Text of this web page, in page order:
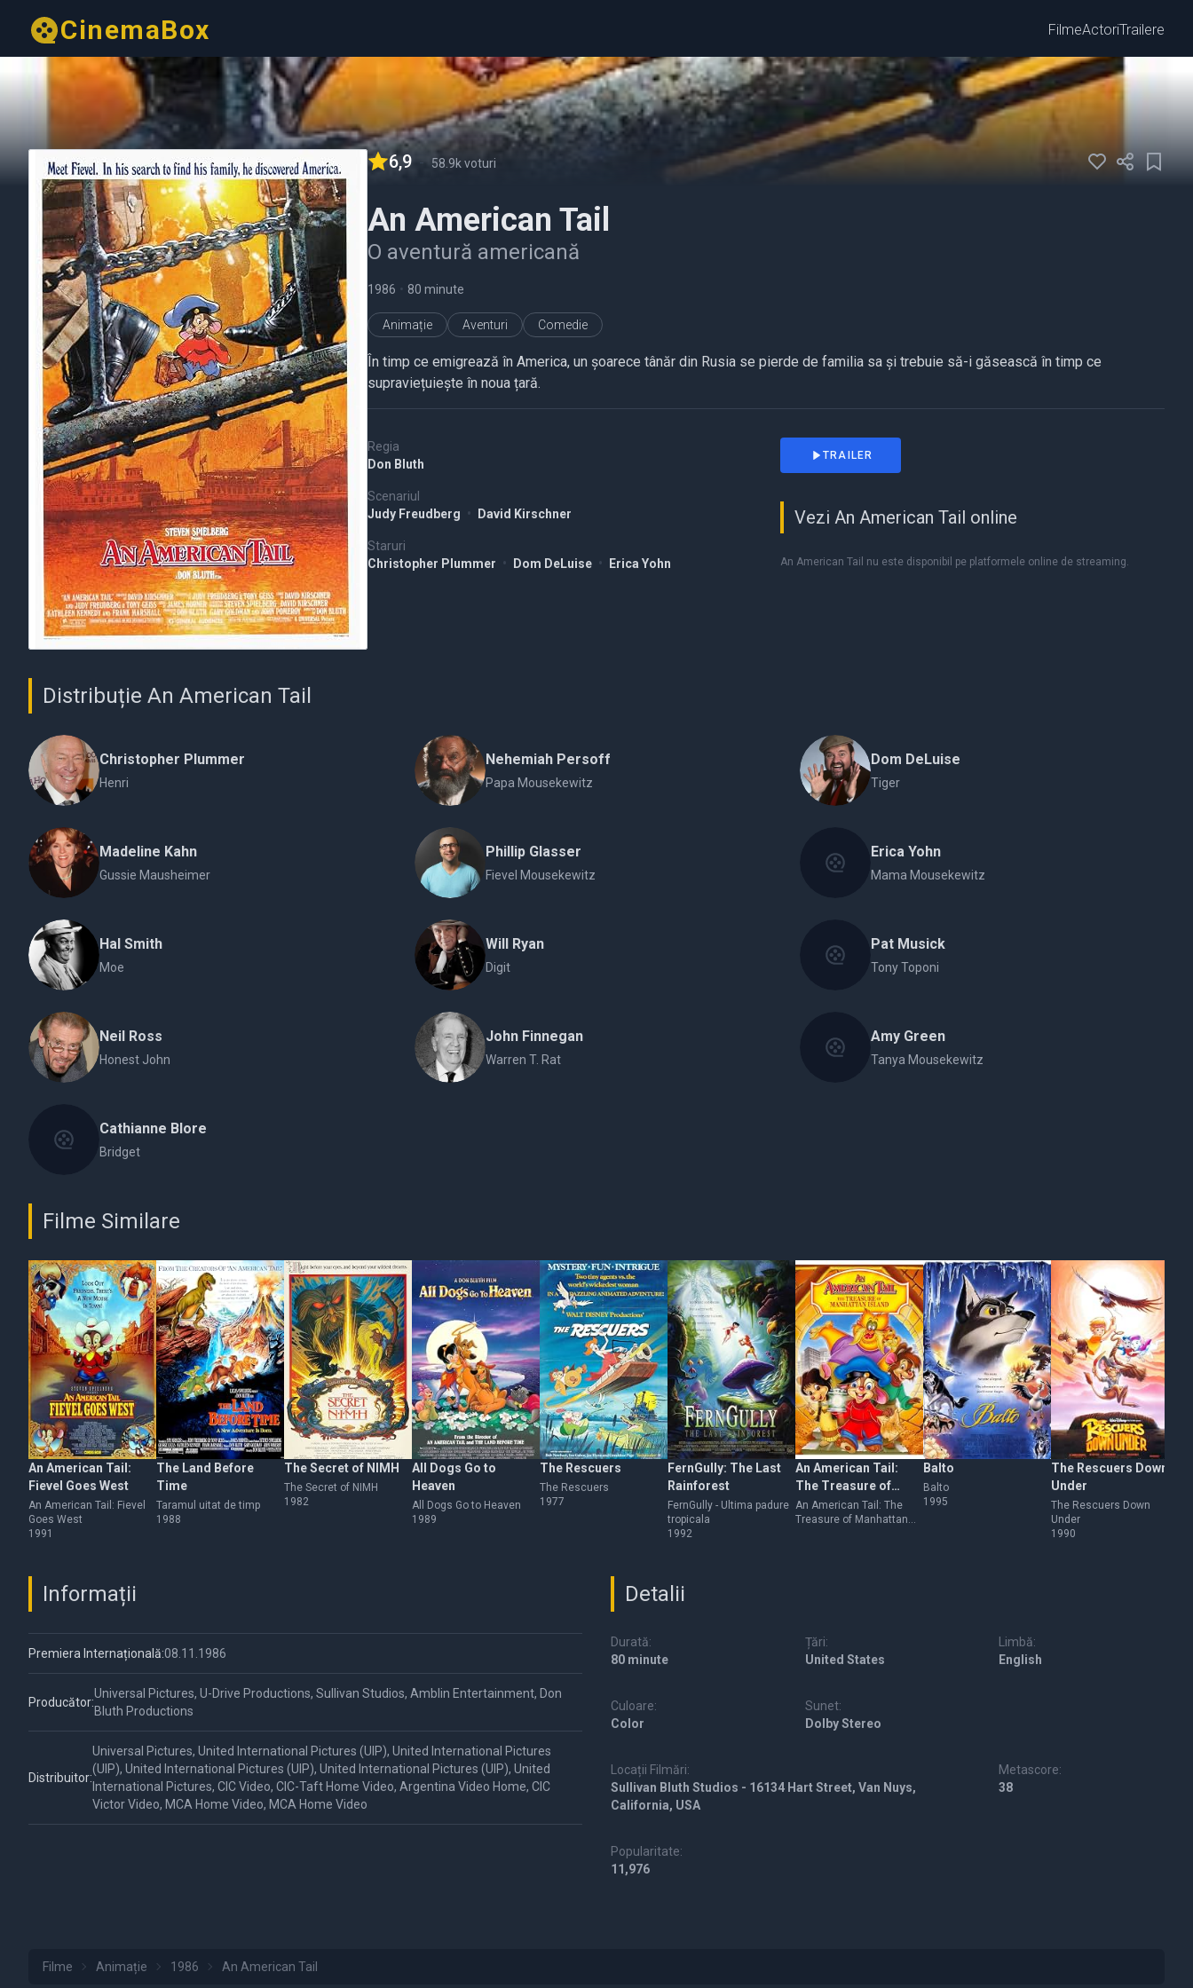
CinemaBox FilmeActoriTrailere
6,9 - 58.9k voturi
An American Tail
O aventură americană
1986 • 80 minute
Animație Aventuri Comedie
În timp ce emigrează în America, un șoarece tânăr din Rusia se pierde de familia sa și trebuie să-i găsească în timp ce
supraviețuiește în noua țară.
Regia
Don Bluth
Scenariul
Judy Freudberg • David Kirschner
Staruri
Christopher Plummer • Dom DeLuise • Erica Yohn
TRAILER
Vezi An American Tail online
An American Tail nu este disponibil pe platformele online de streaming.
Distribuție An American Tail
Christopher Plummer
Henri
Nehemiah Persoff
Papa Mousekewitz
Dom DeLuise
Tiger
Madeline Kahn
Gussie Mausheimer
Phillip Glasser
Fievel Mousekewitz
Erica Yohn
Mama Mousekewitz
Hal Smith
Moe
Will Ryan
Digit
Pat Musick
Tony Toponi
Neil Ross
Honest John
John Finnegan
Warren T. Rat
Amy Green
Tanya Mousekewitz
Cathianne Blore
Bridget
Filme Similare
An American Tail:
Fievel Goes West
An American Tail: Fievel
Goes West
1991
The Land Before
Time
Taramul uitat de timp
1988
The Secret of NIMH
The Secret of NIMH
1982
All Dogs Go to
Heaven
All Dogs Go to Heaven
1989
The Rescuers
The Rescuers
1977
FernGully: The Last
Rainforest
FernGully - Ultima padure
tropicala
1992
An American Tail:
The Treasure of
Manhattan Island
An American Tail: The
Treasure of Manhattan
Balto
Balto
1995
The Rescuers Down
Under
The Rescuers Down
Under
1990
Informații
Premiera Internațională:08.11.1986
Producător:
Universal Pictures, U-Drive Productions, Sullivan Studios, Amblin Entertainment, Don
Bluth Productions
Distribuitor:
Universal Pictures, United International Pictures (UIP), United International Pictures
(UIP), United International Pictures (UIP), United International Pictures (UIP), United
International Pictures, CIC Video, CIC-Taft Home Video, Argentina Video Home, CIC
Victor Video, MCA Home Video, MCA Home Video
Detalii
Durată:
80 minute
Țări:
United States
Limbă:
English
Culoare:
Color
Sunet:
Dolby Stereo
Locații Filmări:
Sullivan Bluth Studios - 16134 Hart Street, Van Nuys,
California, USA
Metascore:
38
Popularitate:
11,976
Filme Animație 1986 An American Tail